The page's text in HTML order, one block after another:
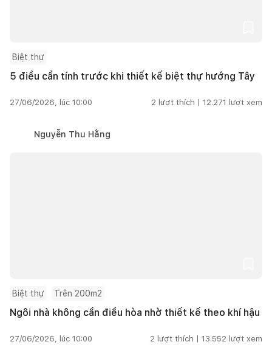
Biệt thự
5 điều cần tính trước khi thiết kế biệt thự hướng Tây
27/06/2026, lúc 10:00 2 lượt thích | 12.271 lượt xem
Nguyễn Thu Hằng
Biệt thự Trên 200m2
Ngôi nhà không cần điều hòa nhờ thiết kế theo khí hậu
27/06/2026, lúc 10:00 2 lượt thích | 13.552 lượt xem